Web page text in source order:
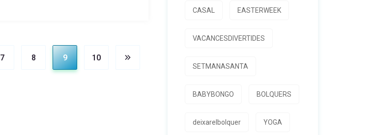
7 8 9 10
CASAL EASTERWEEK
VACANCESDIVERTIDES
SETMANASANTA
BABYBONGO BOLQUERS
deixarelbolquer YOGA